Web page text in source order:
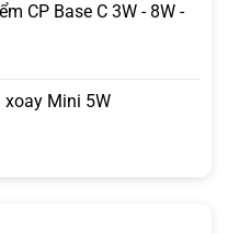
CP Base C 3W - 8W -
Mini 5W